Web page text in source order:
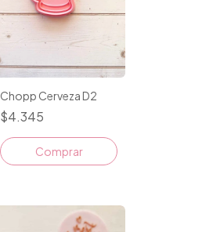
Chopp Cerveza D2
$4.345
Comprar